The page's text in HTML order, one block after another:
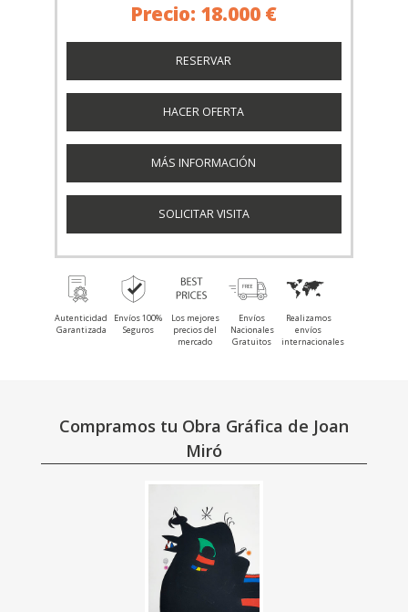
Precio: 18.000 €
RESERVAR
HACER OFERTA
MÁS INFORMACIÓN
SOLICITAR VISITA
Autenticidad
Garantizada
Envíos 100%
Seguros
Los mejores
precios del
mercado
Envíos
Nacionales
Gratuitos
Realizamos
envíos
internacionales
Compramos tu Obra Gráfica de Joan
Miró